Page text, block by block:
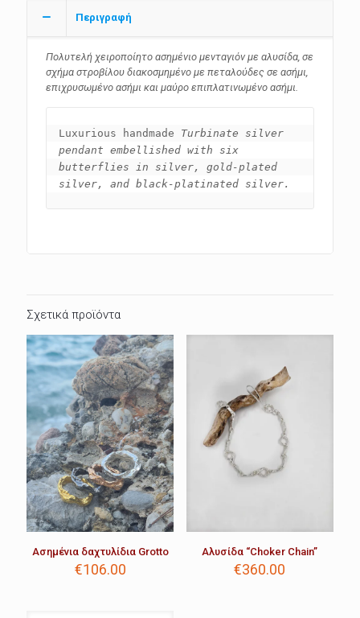
Περιγραφή
Πολυτελή χειροποίητο ασημένιο μενταγιόν με αλυσίδα, σε
σχήμα στροβίλου διακοσμημένο με πεταλούδες σε ασήμι,
επιχρυσωμένο ασήμι και μαύρο επιπλατινωμένο ασήμι.
Luxurious handmade Turbinate silver
pendant embellished with six
butterflies in silver, gold-plated
silver, and black-platinated silver.
Σχετικά προϊόντα
Ασημένια δαχτυλίδια Grotto
€106.00
Αλυσίδα “Choker Chain”
€360.00